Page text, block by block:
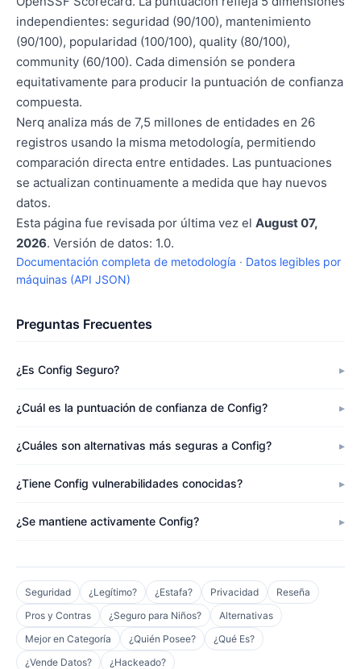
independientes: seguridad (90/100), mantenimiento
(90/100), popularidad (100/100), quality (80/100),
community (60/100). Cada dimensión se pondera
equitativamente para producir la puntuación de confianza
compuesta.
Nerq analiza más de 7,5 millones de entidades en 26
registros usando la misma metodología, permitiendo
comparación directa entre entidades. Las puntuaciones
se actualizan continuamente a medida que hay nuevos
datos.
Esta página fue revisada por última vez el August 07,
2026. Versión de datos: 1.0.
Documentación completa de metodología · Datos legibles por
máquinas (API JSON)
Preguntas Frecuentes
¿Es Config Seguro?
¿Cuál es la puntuación de confianza de Config?
¿Cuáles son alternativas más seguras a Config?
¿Tiene Config vulnerabilidades conocidas?
¿Se mantiene activamente Config?
Seguridad ¿Legítimo? ¿Estafa? Privacidad
Reseña
Pros y Contras
¿Seguro para Niños?
Alternativas
Mejor en Categoría
¿Quién Posee?
¿Qué Es?
¿Vende Datos?
¿Hackeado?